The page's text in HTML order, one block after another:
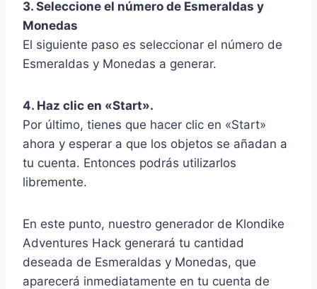
3. Seleccione el número de Esmeraldas y
Monedas
El siguiente paso es seleccionar el número de
Esmeraldas y Monedas a generar.
4. Haz clic en «Start».
Por último, tienes que hacer clic en «Start»
ahora y esperar a que los objetos se añadan a
tu cuenta. Entonces podrás utilizarlos
libremente.
En este punto, nuestro generador de Klondike
Adventures Hack generará tu cantidad
deseada de Esmeraldas y Monedas, que
aparecerá inmediatamente en tu cuenta de